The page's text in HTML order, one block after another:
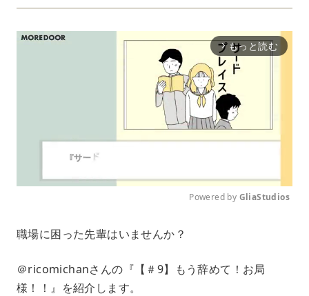
arrow_forward_ios もっと読む
e
Powered by GliaStudios
職場に困った先輩はいませんか？
＠ricomichanさんの『【＃9】もう辞めて！お局
様！！』を紹介します。